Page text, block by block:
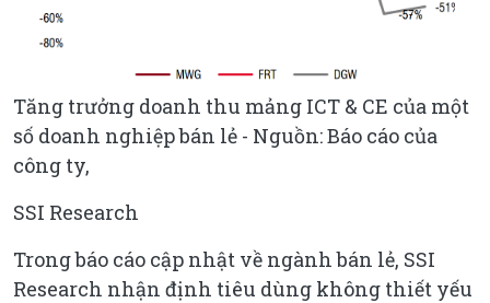
Tăng trưởng doanh thu mảng ICT & CE của một
số doanh nghiệp bán lẻ - Nguồn: Báo cáo của
công ty,
SSI Research
Trong báo cáo cập nhật về ngành bán lẻ, SSI
Research nhận định tiêu dùng không thiết yếu